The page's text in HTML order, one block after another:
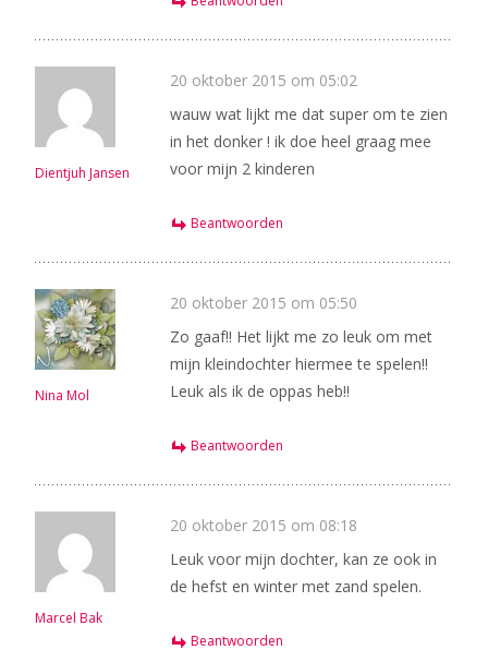
Dientjuh Jansen
20 oktober 2015 om 05:02
wauw wat lijkt me dat super om te zien
in het donker ! ik doe heel graag mee
voor mijn 2 kinderen
Beantwoorden
Nina Mol
20 oktober 2015 om 05:50
Zo gaaf!! Het lijkt me zo leuk om met
mijn kleindochter hiermee te spelen!!
Leuk als ik de oppas heb!!
Beantwoorden
Marcel Bak
20 oktober 2015 om 08:18
Leuk voor mijn dochter, kan ze ook in
de hefst en winter met zand spelen.
Beantwoorden